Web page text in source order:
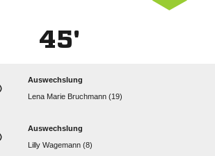
45'
Auswechslung
   
Auswechslung
  